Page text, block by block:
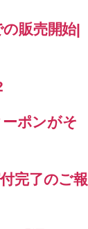
販売開始|
ーポンがそ
完了のご報